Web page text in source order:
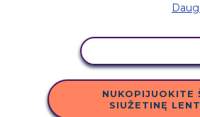
NUKOPIJUOKITE
SIUŽETINĘ